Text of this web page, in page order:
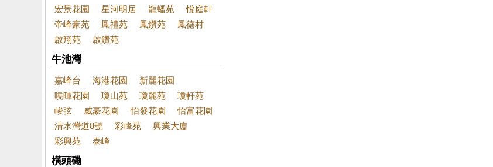
宏景花園 星河明居 龍蟠苑
悅庭軒
帝峰豪苑
鳳禮苑 鳳鑽苑
鳳德村
啟翔苑
啟鑽苑
牛池灣
嘉峰台 海港花園
新麗花園
曉暉花園
瓊山苑 瓊麗苑
瓊軒苑
峻弦
威豪花園 怡發花園
怡富花園
清水灣道8號
彩峰苑
興業大廈
彩興苑
泰峰
橫頭磡